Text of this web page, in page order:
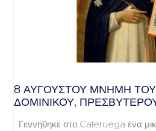
8 ΑΥΓΟΥΣΤΟΥ ΜΝΗΜΗ ΤΟΥ
ΔΟΜΙΝΙΚΟΥ,
Γεννήθηκε στο Caleruega ένα